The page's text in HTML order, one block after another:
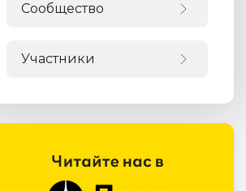
Сообщество
Участники